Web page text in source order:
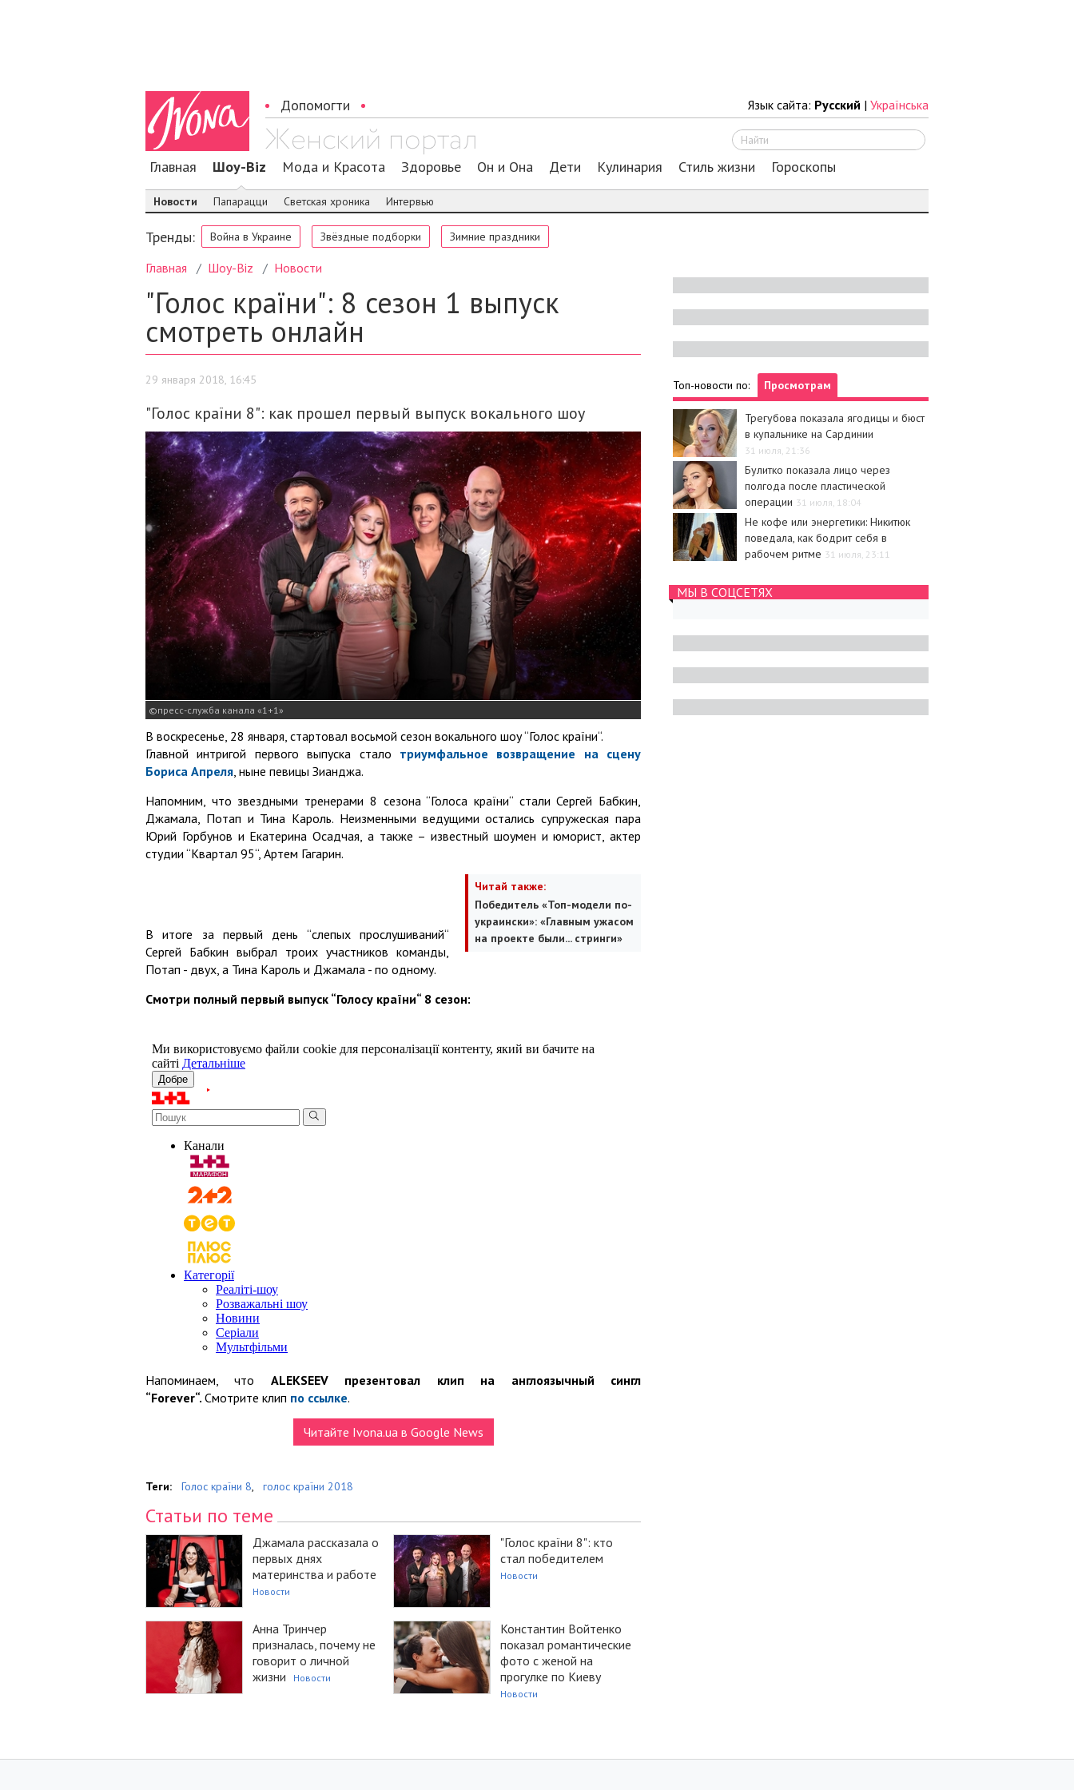
Допомогти Язык сайта: Русский | Українська
Главная Шоу-Biz Мода и Красота Здоровье Он и Она Дети Кулинария Стиль жизни Гороскопы
Новости Папарацци Светская хроника Интервью
Тренды: Война в Украине Звёздные подборки Зимние праздники
Главная Шоу-Biz Новости
"Голос країни": 8 сезон 1 выпуск
смотреть онлайн
29 января 2018, 16:45
"Голос країни 8": как прошел первый выпуск вокального шоу
пресс-служба канала «1+1»
В воскресенье, 28 января, стартовал восьмой сезон вокального шоу “Голос країни“.
Главной интригой первого выпуска стало триумфальное возвращение на сцену
Бориса Апреля , ныне певицы Зианджа.
Напомним, что звездными тренерами 8 сезона “Голоса країни“ стали Сергей Бабкин,
Джамала, Потап и Тина Кароль. Неизменными ведущими остались супружеская пара
Юрий Горбунов и Екатерина Осадчая, а также – известный шоумен и юморист, актер
студии “Квартал 95“, Артем Гагарин.
Читай также:
Победитель «Топ-модели по-
украински»: «Главным ужасом
на проекте были... стринги»
В итоге за первый день “слепых прослушиваний“
Сергей Бабкин выбрал троих участников команды,
Потап - двух, а Тина Кароль и Джамала - по одному.
Смотри полный первый выпуск “Голосу країни“ 8 сезон:
Напоминаем, что ALEKSEEV презентовал клип на англоязычный сингл
“Forever“. Смотрите клип по ссылке.
Читайте Ivona.ua в Google News
Теги: Голос країни 8, голос країни 2018
Статьи по теме
Джамала рассказала о
первых днях
материнства и работе
Новости
"Голос країни 8": кто
стал победителем
Новости
Анна Тринчер
призналась, почему не
говорит о личной
жизни
Новости
Константин Войтенко
показал романтические
фото с женой на
прогулке по Киеву
Новости
Топ-новости по: Просмотрам
Трегубова показала ягодицы и бюст
в купальнике на Сардинии
31 июля, 21:36
Булитко показала лицо через
полгода после пластической
операции 31 июля, 18:04
Не кофе или энергетики: Никитюк
поведала, как бодрит себя в
рабочем ритме 31 июля, 23:11
МЫ В СОЦСЕТЯХ